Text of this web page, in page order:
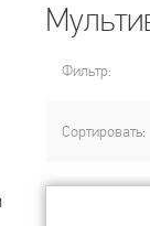
Фильтр:
Сортировать: